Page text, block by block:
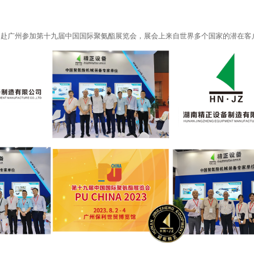
州参加第十九届中国国际聚氨酯展览会，展会上来自世界多个国家的潜在